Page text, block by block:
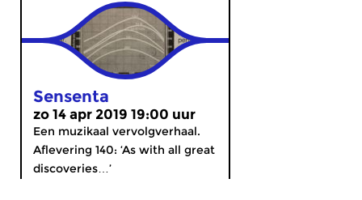
Sensenta
zo 14 apr 2019 19:00 uur
Een muzikaal vervolgverhaal.
Aflevering 140: ‘As with all great
discoveries…’